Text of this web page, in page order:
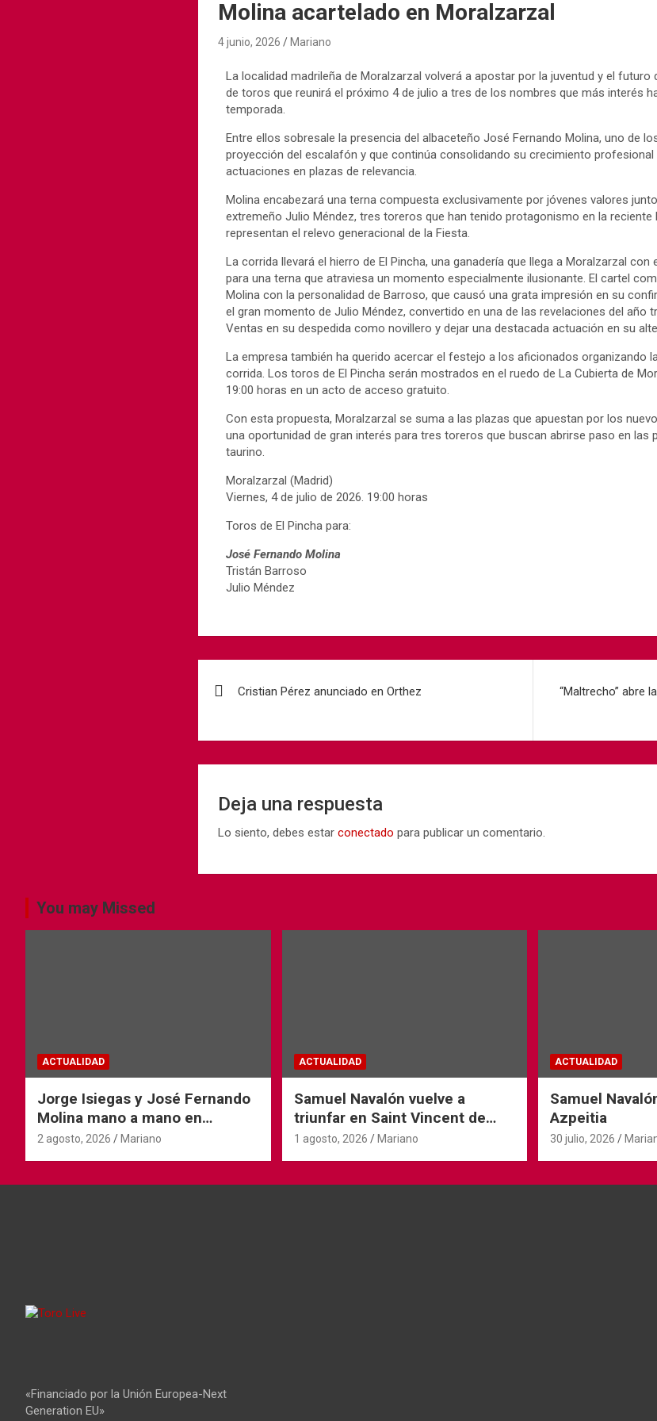
Molina acartelado en Moralzarzal
4 junio, 2026 Mariano
La localidad madrileña de Moralzarzal volverá a apostar por la juventud y el futuro
de toros que reunirá el próximo 4 de julio a tres de los nombres que más interés
temporada.
Entre ellos sobresale la presencia del albaceteño José Fernando Molina, uno de
proyección del escalafón y que continúa consolidando su crecimiento
actuaciones en plazas de relevancia.
Molina encabezará una terna compuesta exclusivamente por jóvenes valores
extremeño Julio Méndez, tres toreros que han tenido protagonismo en la reciente
representan el relevo generacional de la Fiesta.
La corrida llevará el hierro de El Pincha, una ganadería que llega a Moralzarzal
para una terna que atraviesa un momento especialmente ilusionante. El cartel
Molina con la personalidad de Barroso, que causó una grata impresión en su
el gran momento de Julio Méndez, convertido en una de las revelaciones del año
Ventas en su despedida como novillero y dejar una destacada actuación en su
La empresa también ha querido acercar el festejo a los aficionados organizando
corrida. Los toros de El Pincha serán mostrados en el ruedo de La Cubierta de
19:00 horas en un acto de acceso gratuito.
Con esta propuesta, Moralzarzal se suma a las plazas que apuestan por los
una oportunidad de gran interés para tres toreros que buscan abrirse paso en las
taurino.
Moralzarzal (Madrid)
Viernes, 4 de julio de 2026. 19:00 horas
Toros de El Pincha para:
José Fernando Molina
Tristán Barroso
Julio Méndez
Cristian Pérez anunciado en Orthez
“Maltrecho” abre
Deja una respuesta
Lo siento, debes estarconectado para publicar un comentario.
You may Missed
ACTUALIDAD
Jorge Isiegas y José Fernando
Molina mano a mano en
Andorra
2 agosto, 2026 Mariano
ACTUALIDAD
Samuel Navalón vuelve a
triunfar en Saint Vincent de
Tyrosse
1 agosto, 2026 Mariano
ACTUALIDAD
Samuel
Azpeitia
30 julio, 2026
«Financiado por la Unión Europea-Next
Generation EU»